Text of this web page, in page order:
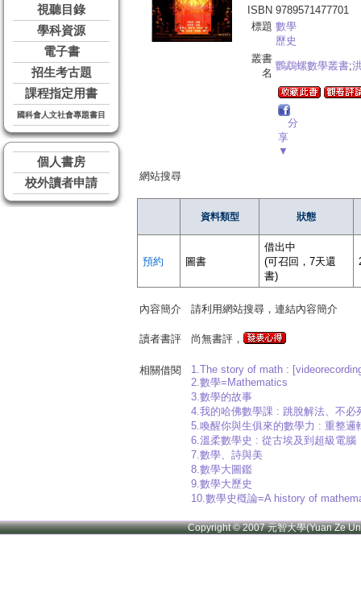
視聽目錄
學科資源
電子書
招生考古題
課程指定用書
國科會人文社會專題書目
個人書房
校外讀者申請
ISBN 9789571477701
標題 數學
歷史
叢書
名
鸚鵡螺數學叢書;
分
享
▼
網站搜尋
資料類型 狀態
預約 圖書
借出中
(可召回，7天還
書)
內容簡介 請利用網站搜尋，連結內容簡介
讀者書評 尚無書評，
相關借閱
1.The story of math :
2.數學=Mathematics
3.數學的故事
4.我的哈佛數學課 : 跳脫解法、不
5.喚醒你與生俱來的數學力 : 重整
6.溫柔數學史 : 從古埃及到超級電腦
7.數學、詩與美
8.數學大圖鑑
9.數學大歷史
10.數學史槪論=A history of
Copyright © 2007 元智大學(Yuan Ze